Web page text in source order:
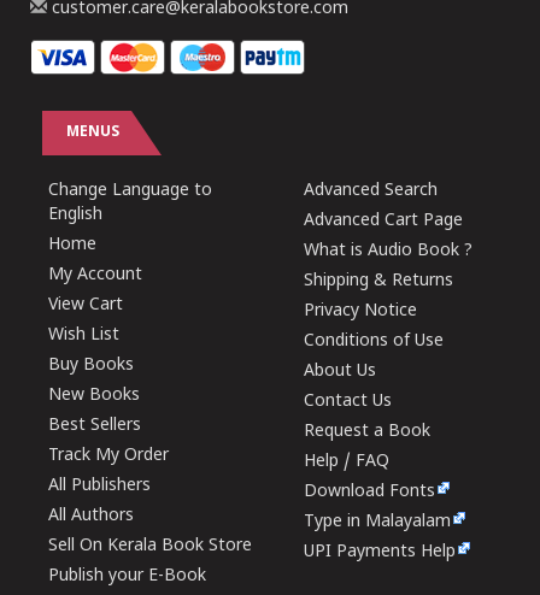
customer.care@keralabookstore.com
MENUS
Change Language to
English
Home
My Account
View Cart
Wish List
Buy Books
New Books
Best Sellers
Track My Order
All Publishers
All Authors
Sell On Kerala Book Store
Publish your E-Book
Advanced Search
Advanced Cart Page
What is Audio Book ?
Shipping & Returns
Privacy Notice
Conditions of Use
About Us
Contact Us
Request a Book
Help / FAQ
Download Fonts
Type in Malayalam
UPI Payments Help